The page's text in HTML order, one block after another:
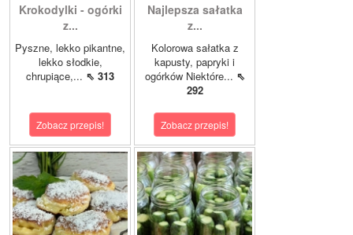
Krokodylki - ogórki
z...
Pyszne, lekko pikantne,
lekko słodkie,
chrupiące,... ⇖ 313
Zobacz przepis!
Najlepsza sałatka
z...
Kolorowa sałatka z
kapusty, papryki i
ogórków Niektóre... ⇖
292
Zobacz przepis!